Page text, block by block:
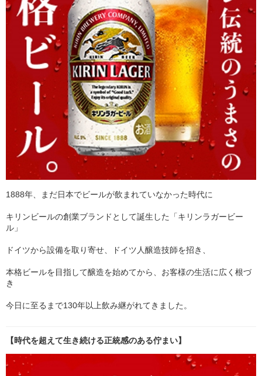
1888年、まだ日本でビールが飲まれていなかった時代に
キリンビールの創業ブランドとして誕生した「キリンラガービー
ル」
ドイツから設備を取り寄せ、ドイツ人醸造技師を招き、
本格ビールを目指して醸造を始めてから、お客様の生活に広く根づ
き
今日に至るまで130年以上飲み継がれてきました。
【時代を超えて生き続ける正統感のある佇まい】